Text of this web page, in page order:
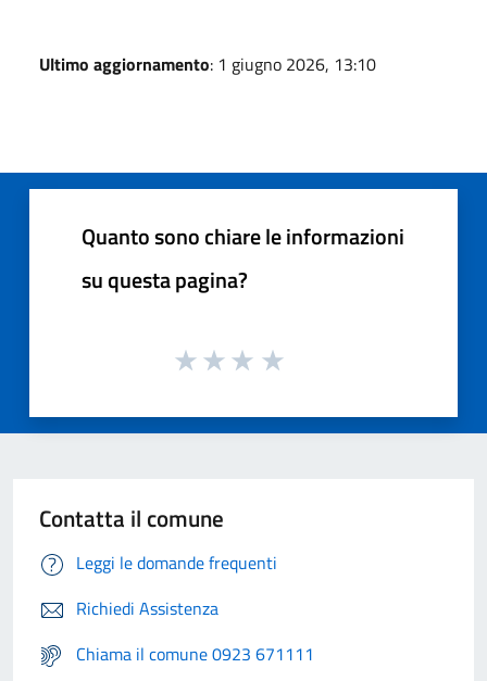
Ultimo aggiornamento: 1 giugno 2026, 13:10
Quanto sono chiare le informazioni
su questa pagina?
Contatta il comune
Leggi le domande frequenti
Richiedi Assistenza
Chiama il comune 0923 671111